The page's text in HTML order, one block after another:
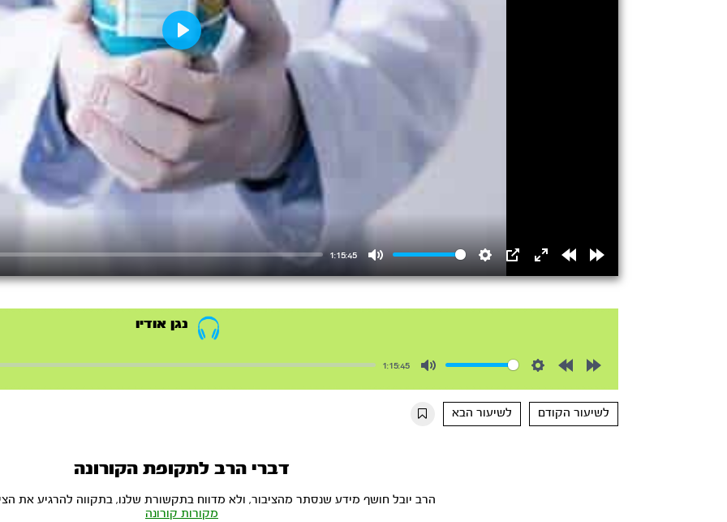
1:15:45
Play
נגן אודיו
1:15:45
10s
10s
לשיעור הקודם
לשיעור הבא
דברי הרב לתקופת הקורונה
הרב יובל חושף מידע שנסתר מהציבור, ולא מדווח בתקשורת שלנו, בתקווה להרגיע את
מקורות קורונה